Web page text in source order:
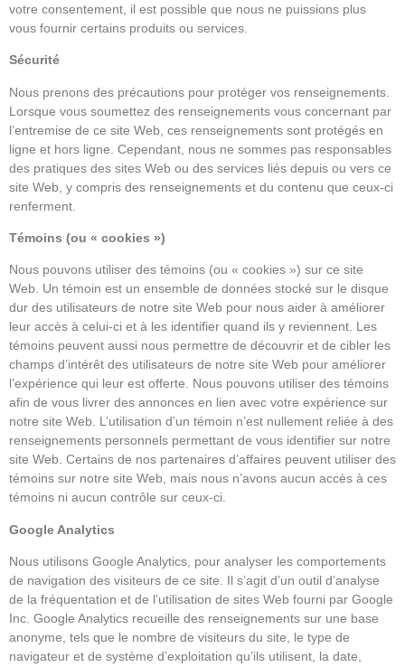
votre consentement, il est possible que nous ne puissions plus
vous fournir certains produits ou services.
Sécurité
Nous prenons des précautions pour protéger vos renseignements.
Lorsque vous soumettez des renseignements vous concernant par
l’entremise de ce site Web, ces renseignements sont protégés en
ligne et hors ligne. Cependant, nous ne sommes pas responsables
des pratiques des sites Web ou des services liés depuis ou vers ce
site Web, y compris des renseignements et du contenu que ceux-ci
renferment.
Témoins (ou « cookies »)
Nous pouvons utiliser des témoins (ou « cookies ») sur ce site
Web. Un témoin est un ensemble de données stocké sur le disque
dur des utilisateurs de notre site Web pour nous aider à améliorer
leur accès à celui-ci et à les identifier quand ils y reviennent. Les
témoins peuvent aussi nous permettre de découvrir et de cibler les
champs d’intérêt des utilisateurs de notre site Web pour améliorer
l’expérience qui leur est offerte. Nous pouvons utiliser des témoins
afin de vous livrer des annonces en lien avec votre expérience sur
notre site Web. L’utilisation d’un témoin n’est nullement reliée à des
renseignements personnels permettant de vous identifier sur notre
site Web. Certains de nos partenaires d’affaires peuvent utiliser des
témoins sur notre site Web, mais nous n’avons aucun accès à ces
témoins ni aucun contrôle sur ceux-ci.
Google Analytics
Nous utilisons Google Analytics, pour analyser les comportements
de navigation des visiteurs de ce site. Il s’agit d’un outil d’analyse
de la fréquentation et de l’utilisation de sites Web fourni par Google
Inc. Google Analytics recueille des renseignements sur une base
anonyme, tels que le nombre de visiteurs du site, le type de
navigateur et de système d’exploitation qu’ils utilisent, la date,